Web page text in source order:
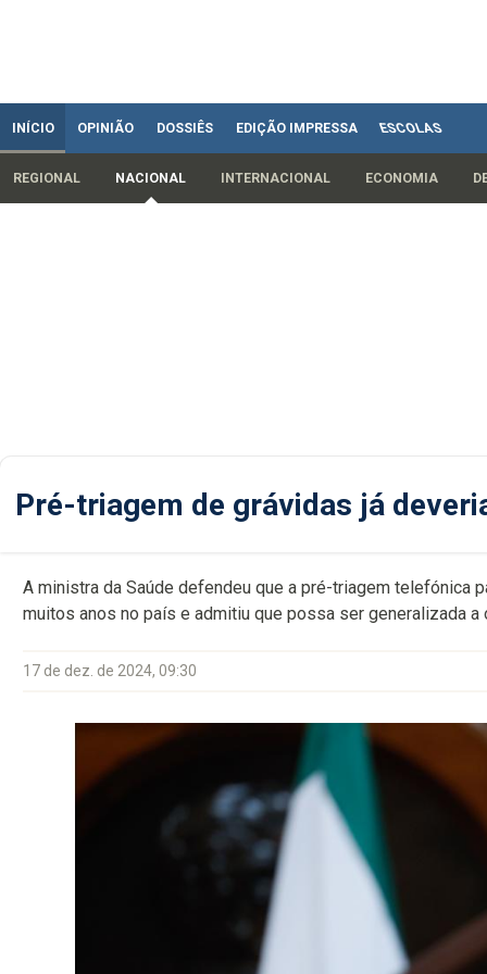
INÍCIO OPINIÃO DOSSIÊS EDIÇÃO IMPRESSA ESCOLAS
REGIONAL NACIONAL INTERNACIONAL ECONOMIA
Pré-triagem de grávidas já
A ministra da Saúde defendeu que a pré-triagem telefónica
muitos anos no país e admitiu que possa ser generalizada
17 de dez. de 2024, 09:30